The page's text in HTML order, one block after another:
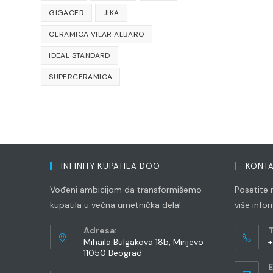
GIGACER JIKA
CERAMICA VILAR ALBARO
IDEAL STANDARD
SUPERCERAMICA
INFINITY KUPATILA DOO
Vođeni ambicijom da transformišemo
kupatila u večna umetnička dela!
Adresa:
Mihaila Bulgakova 18b, Mirijevo
11050 Beograd
Posetite
više